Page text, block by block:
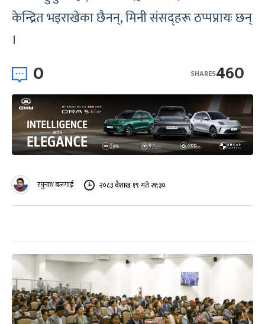
केन्द्रित भइराखेका छैनन्, मिनी संसद्हरू ठप्पप्रायः छन्
।
0 460
SHARES
रघुनाथ बजगाईं २०८३ वैशाख १९ गते २१:३०